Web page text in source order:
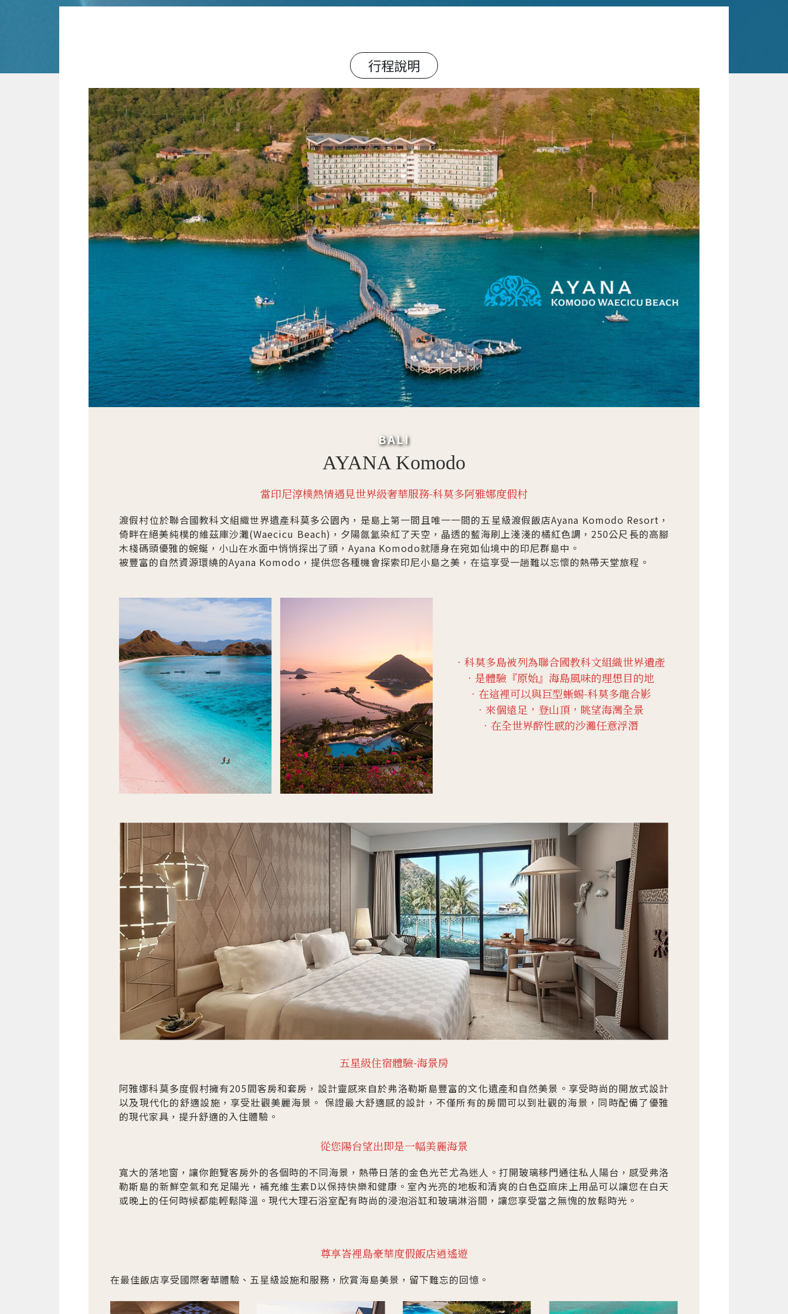
BALI
AYANA Komodo
當印尼淳樸熱情遇見世界級奢華服務-科莫多阿雅娜度假村
渡假村位於聯合國教科文組織世界遺產科莫多公園內，是島上第一間且唯一一間的五星級渡假飯店Ayana Komodo Resort，倚畔
在絕美純樸的維茲庫沙灘(Waecicu Beach)，夕陽氤氳染紅了天空，晶透的藍海刷上淺淺的橘紅色調，250公尺長的高腳木棧碼
頭優雅的蜿蜒，小山在水面中悄悄探出了頭，Ayana Komodo就隱身在宛如仙境中的印尼群島中。
被豐富的自然資源環繞的Ayana Komodo，提供您各種機會探索印尼小島之美，在這享受一趟難以忘懷的熱帶天堂旅程。
．科莫多島被列為聯合國教科文組織世界遺產
．是體驗『原始』海島風味的理想目的地
．在全世界醉性感的沙灘任意浮潛
五星級住宿體驗-海景房
阿雅娜科莫多度假村擁有205間客房和套房，設計靈感來自於弗洛勒斯島豐富的文化遺產和自然美景。享受時尚的開放式設計以及
現代化的舒適設施，享受壯觀美麗海景。 保證最大舒適感的設計，不僅所有的房間可以到壯觀的海景，同時配備了優雅的現代家
具，提升舒適的入住體驗。
從您陽台望出即是一幅美麗海景
寬大的落地窗，讓你飽覽客房外的各個時的不同海景，熱帶日落的金色光芒尤為迷人。打開玻璃移門通往私人陽台，感受弗洛勒
斯島的新鮮空氣和充足陽光，補充維生素D以保持快樂和健康。室內光亮的地板和清爽的白色亞麻床上用品可以讓您在白天或晚上
的任何時候都能輕鬆降溫。現代大理石浴室配有時尚的浸泡浴缸和玻璃淋浴間，讓您享受當之無愧的放鬆時光。
尊享峇裡島豪華度假飯店逍遙遊
在最佳飯店享受國際奢華體驗、五星級設施和服務，欣賞海島美景，留下難忘的回憶。